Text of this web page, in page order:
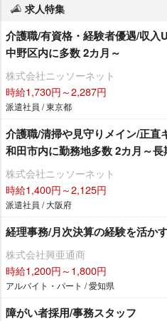
求人特集
介護職/有資格・経験者優遇/収入
中野区内に多数 2カ月～
株式会社ニッソーネット
時給1,730円～2,287円
派遣社員 / 東京都
介護職/清掃や見守りメイン/正直
和田市内に勤務地多数 2カ月～長
株式会社ニッソーネット
時給1,400円～2,125円
派遣社員 / 大阪府
経理事務/月次決算の経験を活か
株式会社興亜通商
時給1,200円～1,800円
アルバイト・パート / 愛知県
障がい者採用/事務スタッフ